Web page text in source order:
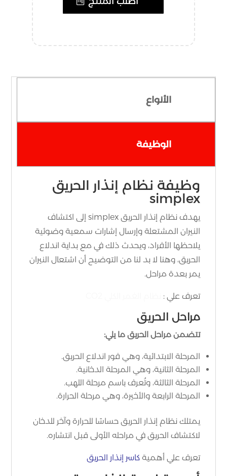
الوظيفة
الأنواع
وظيفة نظام إنذار الحريق
simplex
يهدف نظام إنذار الحريق simplex إلى اكتشاف
النيران المشتعلة وإرسال إشارات سمعية وضوئية
يلاحظها الأفراد، ويحدث ذلك في مع بداية اندلاع
الحريق، وهنا لا بد لنا من التوضيح أن اشتعال النيران
يمر بعدة مراحل.
تعرف علي :
مراحل الحريق
تتضمن مراحل الحريق ما يلي:
المرحلة الابتدائية، وهي فور اندلاع الحريق.
المرحلة الثانية، وهي المرحلة الدخانية.
المرحلة الثالثة، وتُعرف باسم مرحلة اللهب.
المرحلة الرابعة والأخيرة، وهي مرحلة الحرارة.
يمتلك نظام إنذار الحريق حساسًا للحرارة وآخر للدخان
لاكتشاف الحريق في مراحله الأولى قبل انتشاره.
تعرف علي أهميةكاسر إنذار الحريق